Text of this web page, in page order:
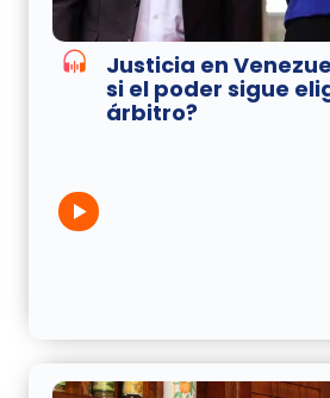
Justicia en
si el poder sigue
árbitro?